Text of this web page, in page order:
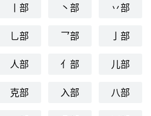
丨部 丶部 丷部
乚部 乛部 亅部
人部 亻部 儿部
克部 入部 八部